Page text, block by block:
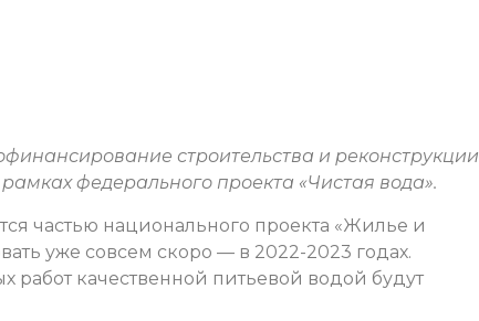
строительства и реконструкции
федерального проекта «Чистая вода».
частью национального проекта «Жилье и
уже совсем скоро — в 2022-2023 годах.
работ качественной питьевой водой будут